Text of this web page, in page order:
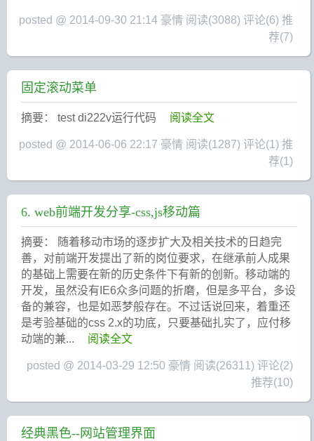
posted @ 2014-09-30 21:14 豪情 阅读(3088) 评论(6) 推
荐(7)
固定滚动菜单
摘要： test di222v运行代码 阅读全文
posted @ 2014-06-06 22:17 豪情 阅读(1287) 评论(1) 推
荐(1)
6. web前端开发分享-css,js移动篇
摘要： 随着移动市场的逐步扩大及相关技术的日趋完
善，对前端开发提出了新的岗位要求，在继承前人成果
的基础上需要在新的历史条件下有新的创新。移动端的
开发，虽然没有IE6众多问题的折磨，但是多平台，多设
备的兼容，也是如恶梦般存在。不过话说回来，着重还
是考验基础的css 2.x的功底，只要基础扎实了，应付移
动端的兼...
阅读全文
posted @ 2014-03-29 12:50 豪情 阅读(26311) 评论(2)
推荐(10)
经典黑色--网站管理界面